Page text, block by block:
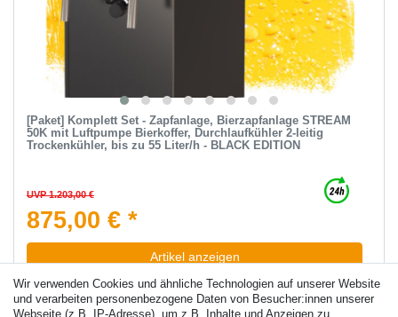
[Paket] Komplett Set - Zapfanlage, Bierzapfanlage STREAM
50K mit Luftpumpe Bierkoffer, Durchlaufkühler 2-leitig
Trockenkühler, bis zu 55 Liter/h - BLACK EDITION
UVP 1.203,00 €
875,00 € *
Artikel anzeigen
inkl. ges. MwSt.zzgl. Versandkosten
Wir verwenden Cookies und ähnliche Technologien auf unserer Website
und verarbeiten personenbezogene Daten von Besucher:innen unserer
Webseite (z.B. IP-Adresse), um z.B. Inhalte und Anzeigen zu